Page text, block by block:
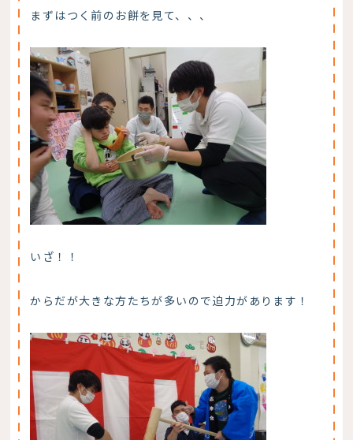
まずはつく前のお餅を見て、、、
いざ！！
からだが大きな方たちが多いので迫力があります！